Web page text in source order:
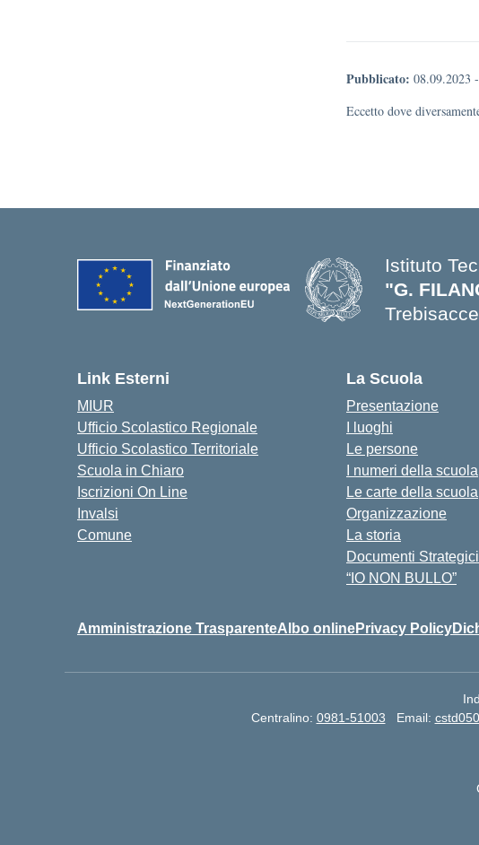
Pubblicato: 08.09.2023 -
Eccetto dove
Istituto
"G.
Link Esterni
MIUR
Ufficio Scolastico Regionale
Ufficio Scolastico Territoriale
Scuola in Chiaro
Iscrizioni On Line
Invalsi
Comune
La Scuola
Presentazione
I luoghi
Le persone
I numeri della scuola
Le carte della scuola
Organizzazione
La storia
Documenti Strategici
“IO NON BULLO”
Amministrazione TrasparenteAlbo onlinePrivacy Policy
Centralino: 0981-51003 Email: